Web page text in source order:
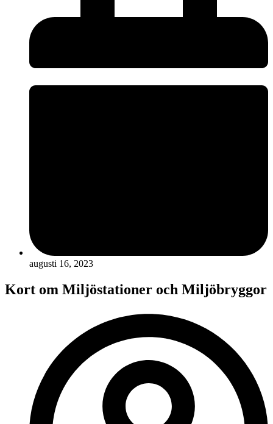
augusti 16, 2023
Kort om Miljöstationer och Miljöbryggor